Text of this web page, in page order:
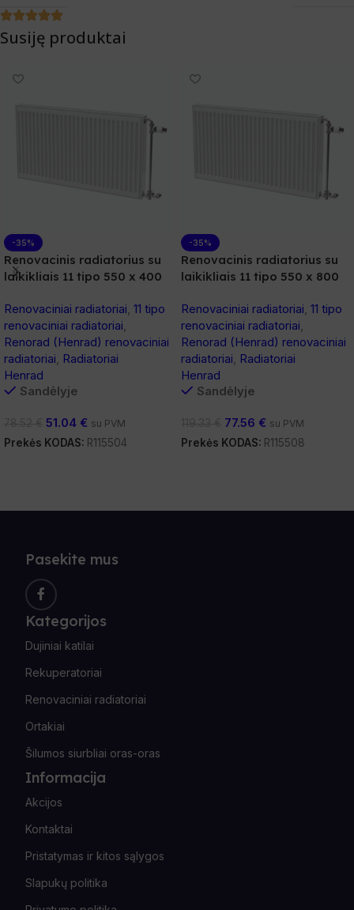
Susiję produktai
-35%
Renovacinis radiatorius su
laikikliais 11 tipo 550 x 400
Renovaciniai radiatoriai, 11 tipo
renovaciniai radiatoriai,
Renorad (Henrad) renovaciniai
radiatoriai, Radiatoriai
Henrad
Sandėlyje
51.04 € su PVM
Prekės KODAS: R115504
-35%
Renovacinis radiatorius su
laikikliais 11 tipo 550 x 800
Renovaciniai radiatoriai, 11 tipo
renovaciniai radiatoriai,
Renorad (Henrad) renovaciniai
radiatoriai, Radiatoriai
Henrad
Sandėlyje
77.56 € su PVM
Prekės KODAS: R115508
Pasekite mus
Kategorijos
Dujiniai katilai
Rekuperatoriai
Renovaciniai radiatoriai
Ortakiai
Šilumos siurbliai oras-oras
Informacija
Akcijos
Kontaktai
Pristatymas ir kitos sąlygos
Slapukų politika